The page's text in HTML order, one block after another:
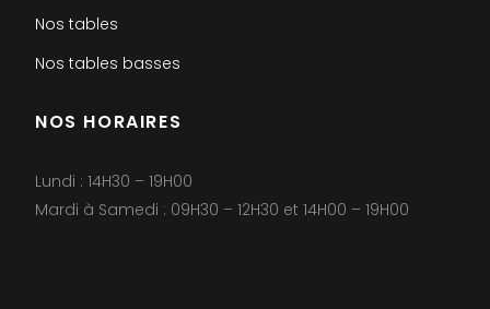
Nos tables
Nos tables basses
NOS HORAIRES
Lundi : 14H30 – 19H00
Mardi à Samedi : 09H30 – 12H30 et 14H00 – 19H00